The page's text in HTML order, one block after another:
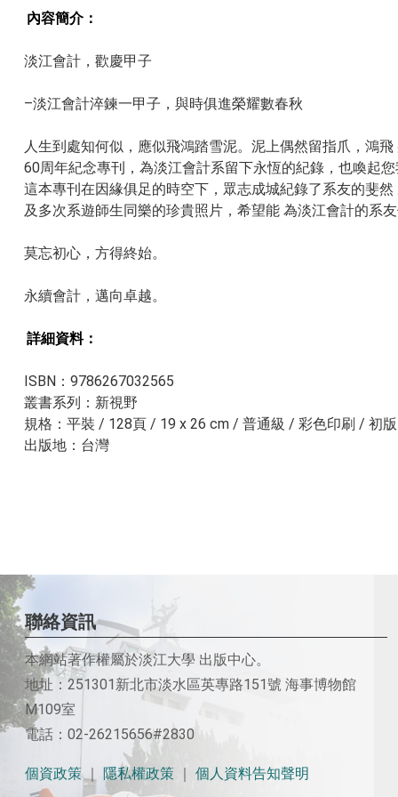
內容簡介：
淡江會計，歡慶甲子
–淡江會計淬鍊一甲子，與時俱進榮耀數春秋
人生到處知何似，應似飛鴻踏雪泥。泥上偶然留指爪，鴻
60周年紀念專刊，為淡江會計系留下永恆的紀錄，也喚起
這本專刊在因緣俱足的時空下，眾志成城紀錄了系友的斐
及多次系遊師生同樂的珍貴照片，希望能 為淡江會計的系
莫忘初心，方得終始。
永續會計，邁向卓越。
詳細資料：​​
ISBN：9786267032565
叢書系列：新視野
規格：平裝 / 128頁 / 19 x 26 cm / 普通級 / 彩色印刷 / 初版
出版地：台灣
聯絡資訊
本網站著作權屬於淡江大學 出版中心。
地址：251301新北市淡水區英專路151號 海事博物館
M109室
電話：02-26215656#2830
個資政策｜ 隱私權政策 個人資料告知聲明